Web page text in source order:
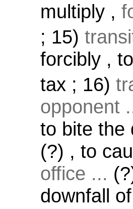
multiply ,
; 15)
forcibly ,
tax ; 16)
opponent
to bite the
(?) , to
office ...
downfall